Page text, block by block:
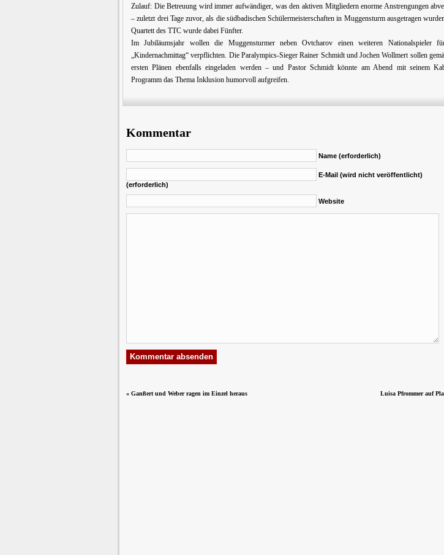
Zulauf: Die Betreuung wird immer aufwändiger, was den aktiven Mitgliedern enorme Anstrengungen
– zuletzt drei Tage zuvor, als die südbadischen Schülermeisterschaften in Muggensturm ausgetragen
Quartett des TTC wurde dabei Fünfter.
Im Jubiläumsjahr wollen die Muggensturmer neben Ovtcharov einen weiteren Nationalspieler
„Kindernachmittag“ verpflichten. Die Paralympics-Sieger Rainer Schmidt und Jochen Wollmert sollen
ersten Plänen ebenfalls eingeladen werden – und Pastor Schmidt könnte am Abend mit seinem
Programm das Thema Inklusion humorvoll aufgreifen.
Kommentar
Name (erforderlich)
E-Mail (wird nicht veröffentlicht)
(erforderlich)
Website
« Ganßert und Weber ragen im Einzel heraus Luisa Pfrommer auf